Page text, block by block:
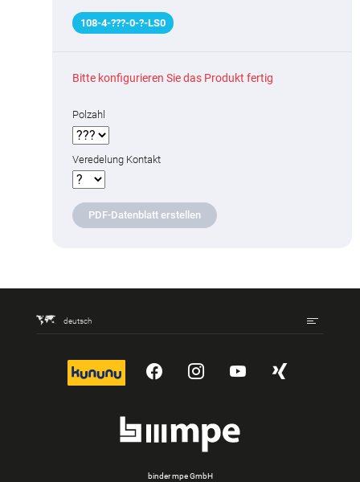
108-4-???-0-?-LS0
Bitte konfigurieren Sie das Produkt fertig
Polzahl
Veredelung Kontakt
PDF-Datenblatt erstellen
deutsch
kununu YouTubeInstagram
YouTubeXing
binder mpe GmbH